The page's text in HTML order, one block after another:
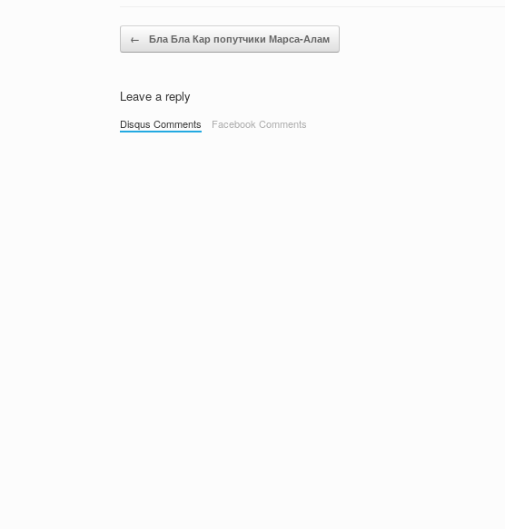
Post navigation
← Бла Бла Кар попутчики Марса-Алам
Leave a reply
Disqus Comments Facebook Comments